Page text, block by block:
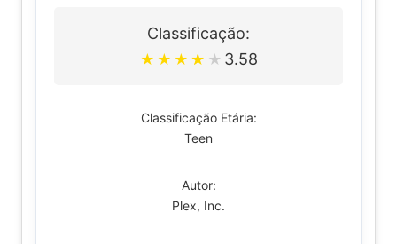
Classificação:
★ ★ ★ ★ ★ 3.58
Classificação Etária:
Teen
Autor:
Plex, Inc.